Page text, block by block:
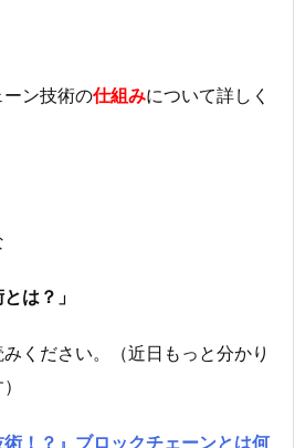
ン技術の仕組みについて詳しく
は？」
ください。（近日もっと分かり
術！？』ブロックチェーンとは何